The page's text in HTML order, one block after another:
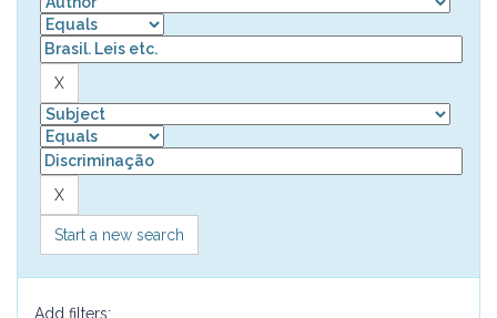
Start a new search
Add filters: